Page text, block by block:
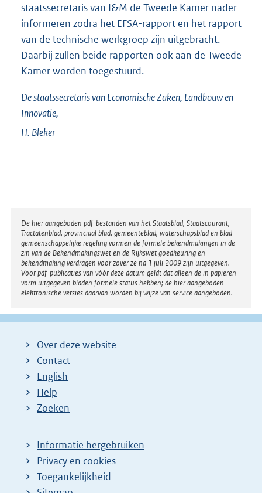
staatssecretaris van I&M de Tweede Kamer nader
informeren zodra het EFSA-rapport en het rapport
van de technische werkgroep zijn uitgebracht.
Daarbij zullen beide rapporten ook aan de Tweede
Kamer worden toegestuurd.
De staatssecretaris van Economische Zaken, Landbouw en
Innovatie,
H. Bleker
Disclaimer
De hier aangeboden pdf-bestanden van het Staatsblad, Staatscourant,
Tractatenblad, provinciaal blad, gemeenteblad, waterschapsblad en blad
gemeenschappelijke regeling vormen de formele bekendmakingen in de
zin van de Bekendmakingswet en de Rijkswet goedkeuring en
bekendmaking verdragen voor zover ze na 1 juli 2009 zijn uitgegeven.
Voor pdf-publicaties van vóór deze datum geldt dat alleen de in papieren
vorm uitgegeven bladen formele status hebben; de hier aangeboden
elektronische versies daarvan worden bij wijze van service aangeboden.
Over deze website
Contact
English
Help
Zoeken
Informatie hergebruiken
Privacy en cookies
Toegankelijkheid